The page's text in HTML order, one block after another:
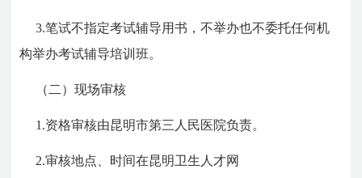
3.笔试不指定考试辅导用书，不举办也不委托任何机
构举办考试辅导培训班。
（二）现场审核
1.资格审核由昆明市第三人民医院负责。
2.审核地点、时间在昆明卫生人才网